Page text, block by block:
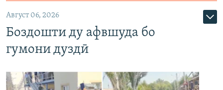
Август 06, 2026
Боздошти ду афвшуда бо
гумони дуздӣ